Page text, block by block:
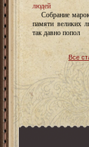
людей
Собрание
памяти великих
так давно попол
Все